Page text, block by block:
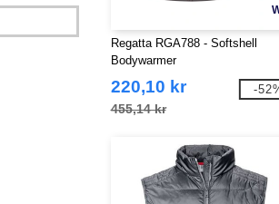
Regatta RGA788 - Softshell
Bodywarmer
220,10 kr
455,14 kr
-